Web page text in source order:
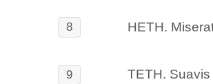
8 HETH.
9 TETH.